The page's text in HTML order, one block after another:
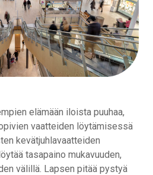
elämään iloista puuhaa,
vaatteiden löytämisessä
kevätjuhlavaatteiden
tasapaino mukavuuden,
välillä. Lapsen pitää pystyä